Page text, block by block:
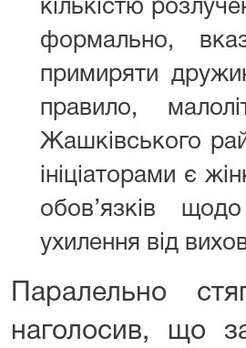
кількістю
формально,
примиряти
правило,
Жашківського
ініціаторами є
обов’язків
ухилення від
Паралельно
наголосив, що